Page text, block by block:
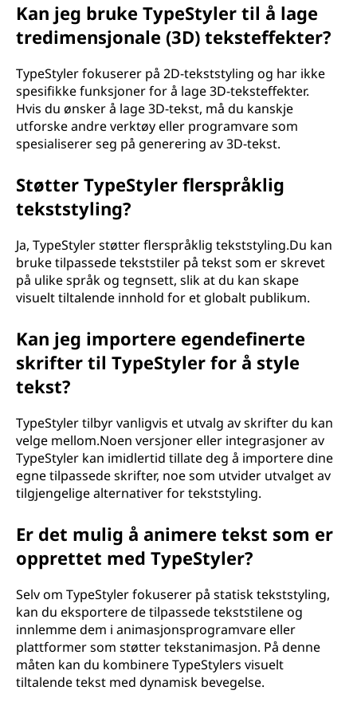
Kan jeg bruke TypeStyler til å lage
tredimensjonale (3D) teksteffekter?
TypeStyler fokuserer på 2D-tekststyling og har ikke
spesifikke funksjoner for å lage 3D-teksteffekter.
Hvis du ønsker å lage 3D-tekst, må du kanskje
utforske andre verktøy eller programvare som
spesialiserer seg på generering av 3D-tekst.
Støtter TypeStyler flerspråklig
tekststyling?
Ja, TypeStyler støtter flerspråklig tekststyling.Du kan
bruke tilpassede tekststiler på tekst som er skrevet
på ulike språk og tegnsett, slik at du kan skape
visuelt tiltalende innhold for et globalt publikum.
Kan jeg importere egendefinerte
skrifter til TypeStyler for å style
tekst?
TypeStyler tilbyr vanligvis et utvalg av skrifter du kan
velge mellom.Noen versjoner eller integrasjoner av
TypeStyler kan imidlertid tillate deg å importere dine
egne tilpassede skrifter, noe som utvider utvalget av
tilgjengelige alternativer for tekststyling.
Er det mulig å animere tekst som er
opprettet med TypeStyler?
Selv om TypeStyler fokuserer på statisk tekststyling,
kan du eksportere de tilpassede tekststilene og
innlemme dem i animasjonsprogramvare eller
plattformer som støtter tekstanimasjon. På denne
måten kan du kombinere TypeStylers visuelt
tiltalende tekst med dynamisk bevegelse.